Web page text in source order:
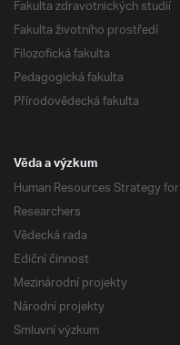
Fakulta zdravotnických studií
Fakulta životního prostředí
Filozofická fakulta
Pedagogická fakulta
Přírodovědecká fakulta
Věda a výzkum
Human Resources Strategy for
Researchers
Vědecká rada
Ediční činnost
Mezinárodní projekty
Národní projekty
Smluvní výzkum